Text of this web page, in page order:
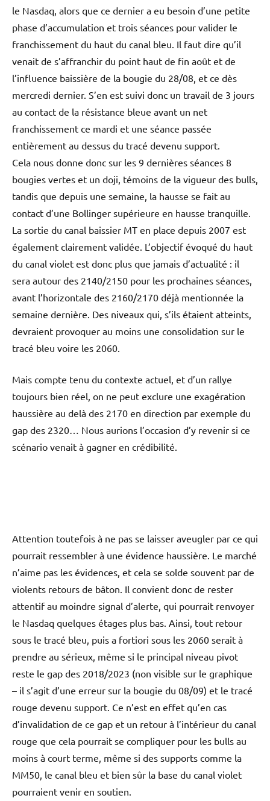
le Nasdaq, alors que ce dernier a eu besoin d’une petite
phase d’accumulation et trois séances pour valider le
franchissement du haut du canal bleu. Il faut dire qu’il
venait de s’affranchir du point haut de fin août et de
l’influence baissière de la bougie du 28/08, et ce dès
mercredi dernier. S’en est suivi donc un travail de 3 jours
au contact de la résistance bleue avant un net
franchissement ce mardi et une séance passée
entièrement au dessus du tracé devenu support.
Cela nous donne donc sur les 9 dernières séances 8
bougies vertes et un doji, témoins de la vigueur des bulls,
tandis que depuis une semaine, la hausse se fait au
contact d’une Bollinger supérieure en hausse tranquille.
La sortie du canal baissier MT en place depuis 2007 est
également clairement validée. L’objectif évoqué du haut
du canal violet est donc plus que jamais d’actualité : il
sera autour des 2140/2150 pour les prochaines séances,
avant l’horizontale des 2160/2170 déjà mentionnée la
semaine dernière. Des niveaux qui, s’ils étaient atteints,
devraient provoquer au moins une consolidation sur le
tracé bleu voire les 2060.
Mais compte tenu du contexte actuel, et d’un rallye
toujours bien réel, on ne peut exclure une exagération
haussière au delà des 2170 en direction par exemple du
gap des 2320… Nous aurions l’occasion d’y revenir si ce
scénario venait à gagner en crédibilité.
Attention toutefois à ne pas se laisser aveugler par ce qui
pourrait ressembler à une évidence haussière. Le marché
n’aime pas les évidences, et cela se solde souvent par de
violents retours de bâton. Il convient donc de rester
attentif au moindre signal d’alerte, qui pourrait renvoyer
le Nasdaq quelques étages plus bas. Ainsi, tout retour
sous le tracé bleu, puis a fortiori sous les 2060 serait à
prendre au sérieux, même si le principal niveau pivot
reste le gap des 2018/2023 (non visible sur le graphique
– il s’agit d’une erreur sur la bougie du 08/09) et le tracé
rouge devenu support. Ce n’est en effet qu’en cas
d’invalidation de ce gap et un retour à l’intérieur du canal
rouge que cela pourrait se compliquer pour les bulls au
moins à court terme, même si des supports comme la
MM50, le canal bleu et bien sûr la base du canal violet
pourraient venir en soutien.